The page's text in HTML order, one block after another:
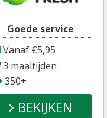
Goede service
Vanaf €5,95
3 maaltijden
350+
BEKIJKEN